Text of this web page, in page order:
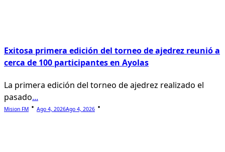
Exitosa primera edición del torneo de ajedrez reunió a
cerca de 100 participantes en Ayolas
La primera edición del torneo de ajedrez realizado el
pasado...
Mision FM Ago 4, 2026Ago 4, 2026